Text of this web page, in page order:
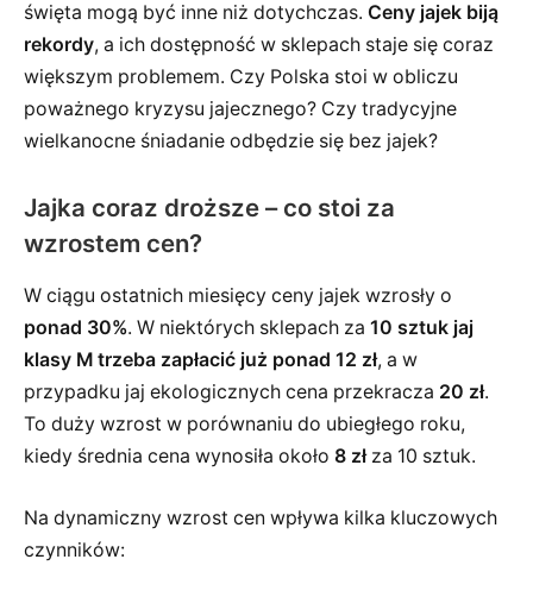
święta mogą być inne niż dotychczas. Ceny jajek biją
rekordy, a ich dostępność w sklepach staje się coraz
większym problemem. Czy Polska stoi w obliczu
poważnego kryzysu jajecznego? Czy tradycyjne
wielkanocne śniadanie odbędzie się bez jajek?
Jajka coraz droższe – co stoi za
wzrostem cen?
W ciągu ostatnich miesięcy ceny jajek wzrosły o
ponad 30%. W niektórych sklepach za 10 sztuk jaj
klasy M trzeba zapłacić już ponad 12 zł, a w
przypadku jaj ekologicznych cena przekracza 20 zł.
To duży wzrost w porównaniu do ubiegłego roku,
kiedy średnia cena wynosiła około 8 złza 10 sztuk.
Na dynamiczny wzrost cen wpływa kilka kluczowych
czynników: